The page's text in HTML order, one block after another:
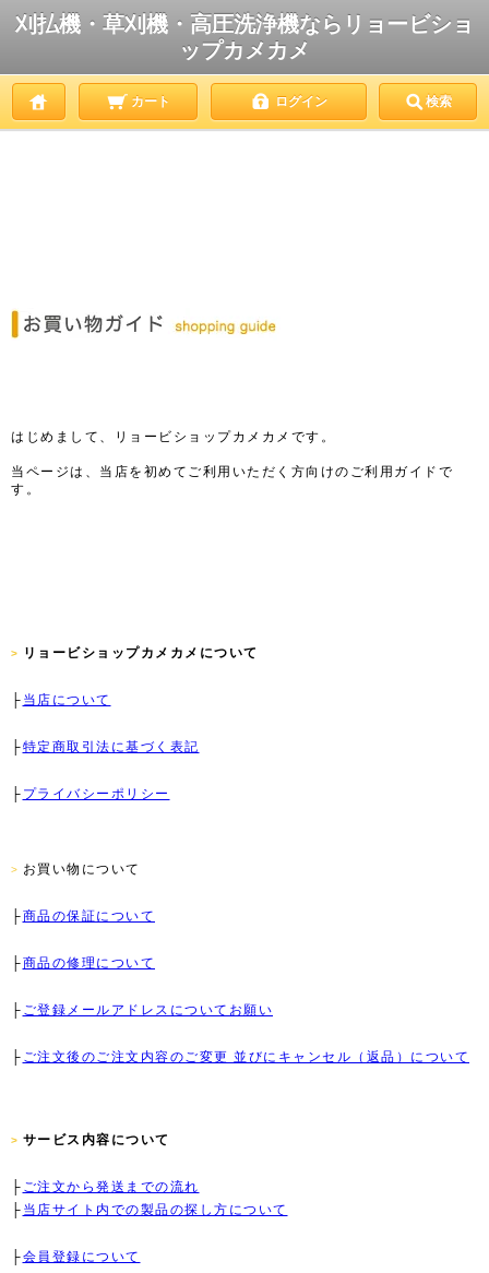
刈払機・草刈機・高圧洗浄機ならリョービショ
ップカメカメ
カート ログイン 検索
はじめまして、リョービショップカメカメです。
当ページは、当店を初めてご利用いただく方向けのご利用ガイドで
す。
> リョービショップカメカメについて
├ 当店について
├特定商取引法に基づく表記
├ プライバシーポリシー
> お買い物について
├商品の保証について
├商品の修理について
├ ご登録メールアドレスについてお願い
├ ご注文後のご注文内容のご変更 並びにキャンセル（返品）について
> サービス内容について
├ ご注文から発送までの流れ
├ 当店サイト内での製品の探し方について
├会員登録について